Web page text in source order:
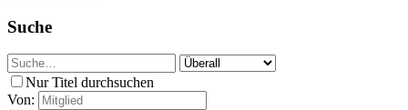
Suche
Nur Titel durchsuchen
Von: